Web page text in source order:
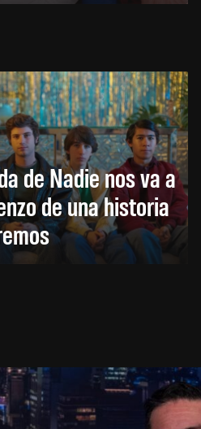
de Nadie nos va a
de una historia